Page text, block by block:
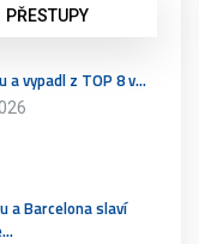
PŘESTUPY
a vypadl z TOP 8 v…
a Barcelona slaví